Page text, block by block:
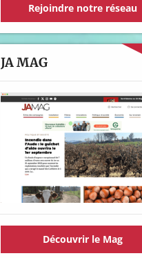
Rejoindre notre réseau
JA MAG
Découvrir le Mag